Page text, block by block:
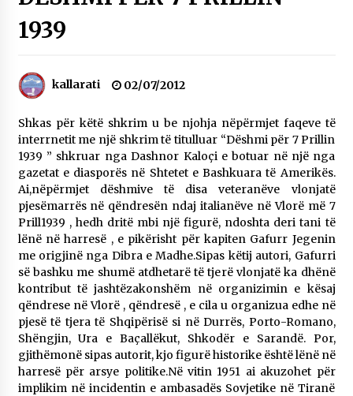
DURRËS: ZGJEDHJE TË REJA TË DEGËS SË
SHOQATËS “KALLARATI”
Gazeta Kallarati nr. 118
07/07/2026
SI U ARRIT TË REALIZOHEJ PERLA FOLKLORIKE
“JANINËS Ç’I PANË SYTË”
06/06/2026
NË KALLARAT, NË “FSHATIN E DJEGUR” U
ZHVILLUA EDICIONI I TRETË I PIKNIKU
PRANVEROR
26/05/2026
Gazeta Kallarati nr. 117
03/05/2026
Gazeta Kallarati nr. 116
28/01/2026
Mbi kockat e martirëve ngrihet Atdheu
17/10/2025
1939
kallarati 02/07/2012
Shkas për këtë shkrim u be njohja nëpërmjet faqeve të
interrnetit me një shkrim të titulluar “Dëshmi për 7 Prillin
1939 ” shkruar nga Dashnor Kaloçi e botuar në një nga
gazetat e diasporës në Shtetet e Bashkuara të Amerikës.
Ai,nëpërmjet dëshmive të disa veteranëve vlonjatë
pjesëmarrës në qëndresën ndaj italianëve në Vlorë më 7
Prill1939 , hedh dritë mbi një figurë, ndoshta deri tani të
lënë në harresë , e pikërisht për kapiten Gafurr Jegenin
me origjinë nga Dibra e Madhe.Sipas këtij autori, Gafurri
së bashku me shumë atdhetarë të tjerë vlonjatë ka dhënë
kontribut të jashtëzakonshëm në organizimin e kësaj
qëndrese në Vlorë , qëndresë , e cila u organizua edhe në
pjesë të tjera të Shqipërisë si në Durrës, Porto-Romano,
Shëngjin, Ura e Baçallëkut, Shkodër e Sarandë. Por,
gjithëmonë sipas autorit, kjo figurë historike është lënë në
harresë për arsye politike.Në vitin 1951 ai akuzohet për
implikim në incidentin e ambasadës Sovjetike në Tiranë